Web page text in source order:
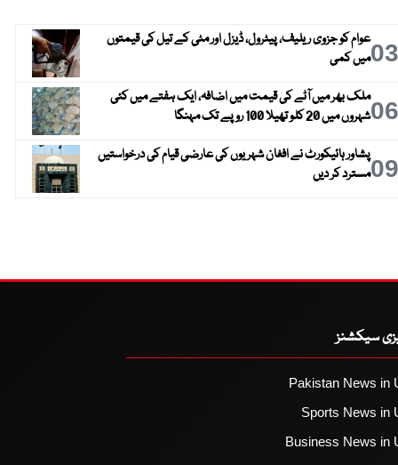
03عوام کو جزوی ریلیف، پیٹرول، ڈیزل اور مٹی کے تیل کی قیمتوں
میں کمی
06ملک بھر میں آٹے کی قیمت میں اضافہ، ایک ہفتے میں کئی
شہروں میں 20 کلو تھیلا 100 روپے تک مہنگا
09پشاور ہائیکورٹ نے افغان شہریوں کی عارضی قیام کی درخواستیں
مسترد کر دیں
سیکشنز
Pakistan News in
Sports News in
Business News in